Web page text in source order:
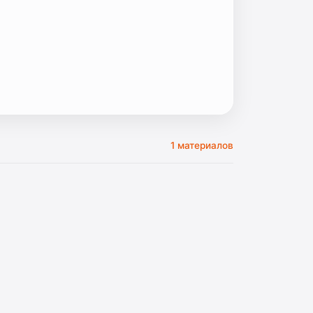
1 материалов